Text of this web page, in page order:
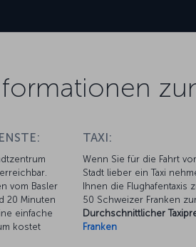
vom Basler
20 Minuten
einfache
kostet
TAXI:
Wenn Sie für die Fahrt
Stadt lieber ein Taxi
Ihnen die Flughafentaxis
50 Schweizer Franken
Durchschnittlicher
Franken